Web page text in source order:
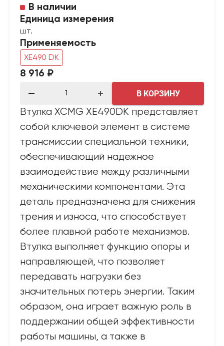
В наличии
Единица измерения
шт.
Применяемость
XE490 DK
8 916 ₽
В КОРЗИНУ
Втулка XCMG XE490DK представляет
собой ключевой элемент в системе
трансмиссии специальной техники,
обеспечивающий надежное
взаимодействие между различными
механическими компонентами. Эта
деталь предназначена для снижения
трения и износа, что способствует
более плавной работе механизмов.
Втулка выполняет функцию опоры и
направляющей, что позволяет
передавать нагрузки без
значительных потерь энергии. Таким
образом, она играет важную роль в
поддержании общей эффективности
работы машины, а также в